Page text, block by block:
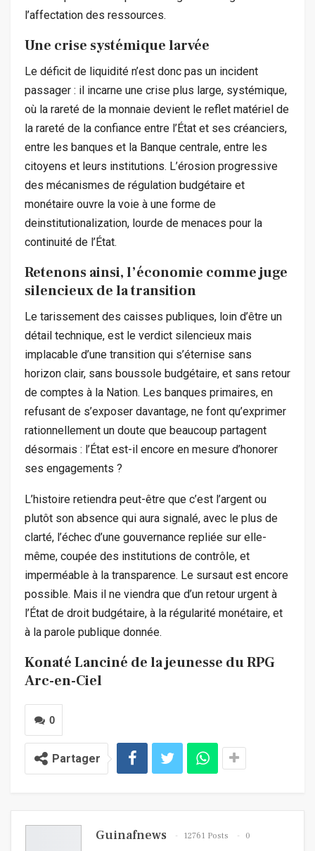
l’affectation des ressources.
Une crise systémique larvée
Le déficit de liquidité n’est donc pas un incident
passager : il incarne une crise plus large, systémique,
où la rareté de la monnaie devient le reflet matériel de
la rareté de la confiance entre l’État et ses créanciers,
entre les banques et la Banque centrale, entre les
citoyens et leurs institutions. L’érosion progressive
des mécanismes de régulation budgétaire et
monétaire ouvre la voie à une forme de
deinstitutionalization, lourde de menaces pour la
continuité de l’État.
Retenons ainsi, l’économie comme juge
silencieux de la transition
Le tarissement des caisses publiques, loin d’être un
détail technique, est le verdict silencieux mais
implacable d’une transition qui s’éternise sans
horizon clair, sans boussole budgétaire, et sans retour
de comptes à la Nation. Les banques primaires, en
refusant de s’exposer davantage, ne font qu’exprimer
rationnellement un doute que beaucoup partagent
désormais : l’État est-il encore en mesure d’honorer
ses engagements ?
L’histoire retiendra peut-être que c’est l’argent ou
plutôt son absence qui aura signalé, avec le plus de
clarté, l’échec d’une gouvernance repliée sur elle-
même, coupée des institutions de contrôle, et
imperméable à la transparence. Le sursaut est encore
possible. Mais il ne viendra que d’un retour urgent à
l’État de droit budgétaire, à la régularité monétaire, et
à la parole publique donnée.
Konaté Lanciné de la jeunesse du RPG
Arc-en-Ciel
0
Partager
Guinafnews 12761 Posts
0